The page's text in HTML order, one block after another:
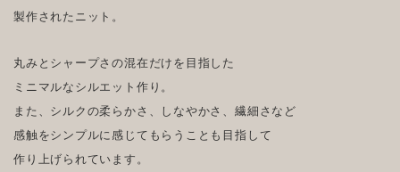
製作されたニット。
丸みとシャープさの混在だけを目指した
ミニマルなシルエット作り。
また、シルクの柔らかさ、しなやかさ、繊細さなど
感触をシンプルに感じてもらうことも目指して
作り上げられています。